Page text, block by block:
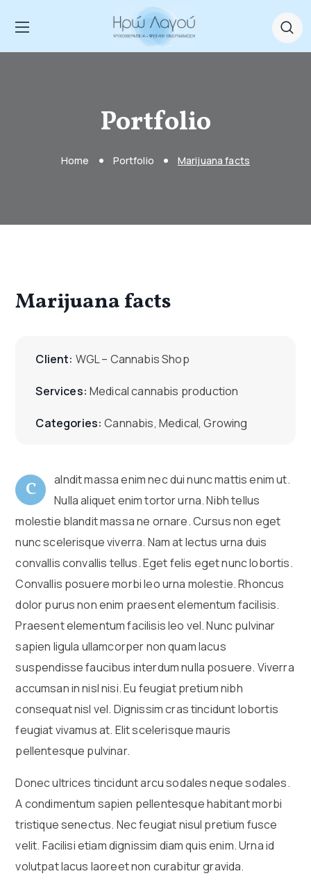
Portfolio
Home Portfolio Marijuana facts
Marijuana facts
Client: WGL – Cannabis Shop
Services: Medical cannabis production
Categories: Cannabis, Medical, Growing
C
alndit massa enim nec dui nunc mattis enim ut.
Nulla aliquet enim tortor urna. Nibh tellus
molestie blandit massa ne ornare. Cursus non eget
nunc scelerisque viverra. Nam at lectus urna duis
convallis convallis tellus. Eget felis eget nunc lobortis.
Convallis posuere morbi leo urna molestie. Rhoncus
dolor purus non enim praesent elementum facilisis.
Praesent elementum facilisis leo vel. Nunc pulvinar
sapien ligula ullamcorper non quam lacus
suspendisse faucibus interdum nulla posuere. Viverra
accumsan in nisl nisi. Eu feugiat pretium nibh
consequat nisl vel. Dignissim cras tincidunt lobortis
feugiat vivamus at. Elit scelerisque mauris
pellentesque pulvinar.
Donec ultrices tincidunt arcu sodales neque sodales.
A condimentum sapien pellentesque habitant morbi
tristique senectus. Nec feugiat nisul pretium fusce
velit. Facilisi etiam dignissim diam quis enim. Urna id
volutpat lacus laoreet non curabitur gravida.